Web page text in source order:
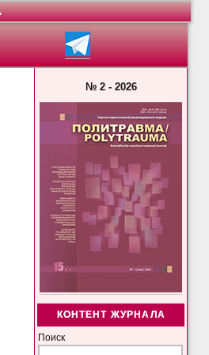
№ 2 - 2026
КОНТЕНТ ЖУРНАЛА
Поиск